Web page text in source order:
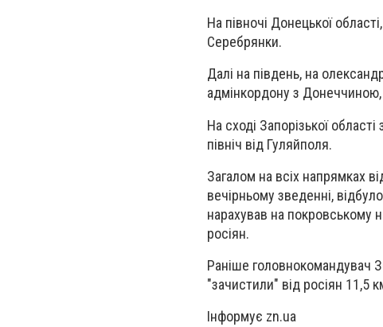
На півночі Донецької
Серебрянки.
Далі на південь, на
адмінкордону з
На сході Запорізької
північ від Гуляйполя.
Загалом на всіх напрямках
вечірньому зведенні,
нарахував на покровському
росіян.
Раніше головнокомандувач
"зачистили" від росіян 11,5
Інформує zn.ua